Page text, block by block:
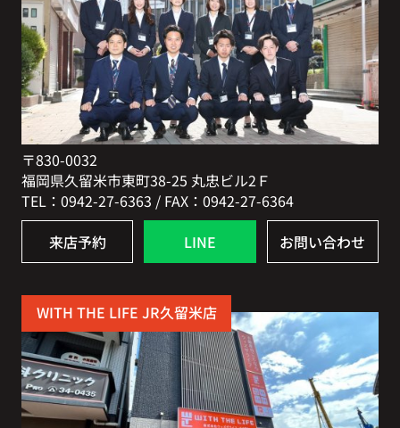
〒830-0032
福岡県久留米市東町38-25 丸忠ビル2Ｆ
TEL：0942-27-6363 / FAX：0942-27-6364
来店予約 LINE お問い合わせ
WITH THE LIFE JR久留米店